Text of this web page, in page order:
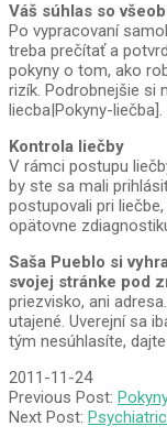
Váš súhlas so
Po vypracovaní
treba prečítať a
pokyny o tom, ako
rizík. Podrobnejšie si
liecba|Pokyny-liečba].
Kontrola liečby
V rámci postupu
by ste sa mali
postupovali pri
opätovne
Saša Pueblo si
svojej stránke pod
priezvisko, ani
utajené. Uverejní sa
tým nesúhlasíte,
2011-11-24
Previous Post:
Next Post: